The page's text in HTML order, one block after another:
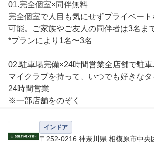
01.完全個室×同伴無料
完全個室で人目も気にせずプライベー
可能。ご家族やご友人の同伴者は3名ま
*プランにより1名〜3名
02.駐車場完備×24時間営業全店舗で駐車
マイクラブを持って、いつでも好きな
24時間営業
※一部店舗をのぞく
03.臨場感あふれる大型スクリーン
実際のゴルフ場でプレイしているような
インドア
〒252-0216 神奈川県 相模原市中央